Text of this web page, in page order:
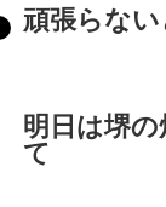
頑張らな
明日は堺の
て